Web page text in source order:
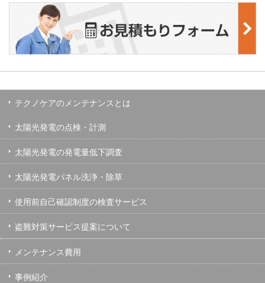
テクノケアのメンテナンスとは
太陽光発電の点検・計測
太陽光発電の発電量低下調査
太陽光発電パネル洗浄・除草
使用前自己確認制度の検査サービス
盗難対策サービス提案について
メンテナンス費用
事例紹介